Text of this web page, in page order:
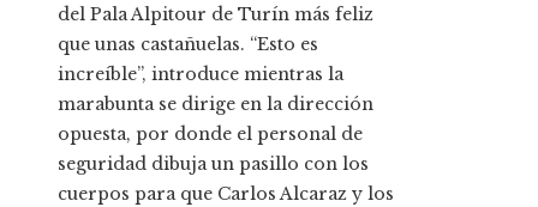
del Pala Alpitour de Turín más feliz
que unas castañuelas. “Esto es
increíble”, introduce mientras la
marabunta se dirige en la dirección
opuesta, por donde el personal de
seguridad dibuja un pasillo con los
cuerpos para que Carlos Alcaraz y los